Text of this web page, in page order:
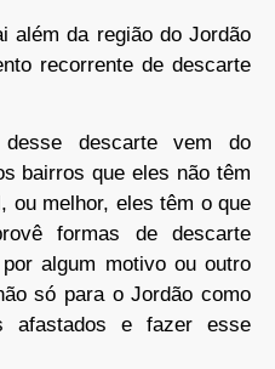
além da região do Jordão
recorrente de descarte
desse descarte vem do
bairros que eles não têm
ou melhor, eles têm o que
formas de descarte
algum motivo ou outro
só para o Jordão como
afastados e fazer esse